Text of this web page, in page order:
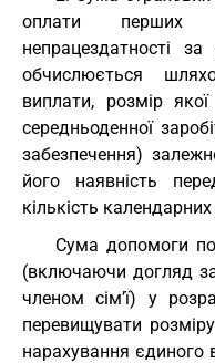
оплати перших
непрацездатності
обчислюється
виплати, розмір
середньоденної
забезпечення)
його наявність
кількість
Сума допомоги по
(включаючи догляд
членом сім’ї) у
перевищувати
нарахування єдиного